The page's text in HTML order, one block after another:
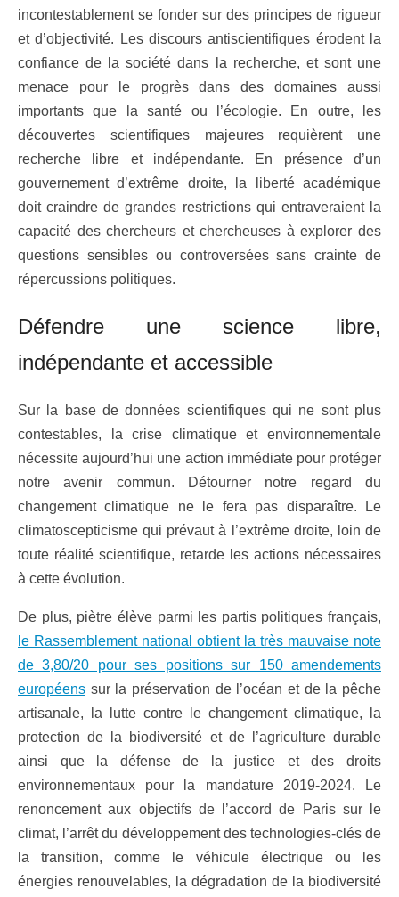
incontestablement se fonder sur des principes de rigueur
et d’objectivité. Les discours antiscientifiques érodent la
confiance de la société dans la recherche, et sont une
menace pour le progrès dans des domaines aussi
importants que la santé ou l’écologie. En outre, les
découvertes scientifiques majeures requièrent une
recherche libre et indépendante. En présence d’un
gouvernement d’extrême droite, la liberté académique
doit craindre de grandes restrictions qui entraveraient la
capacité des chercheurs et chercheuses à explorer des
questions sensibles ou controversées sans crainte de
répercussions politiques.
Défendre une science libre,
indépendante et accessible
Sur la base de données scientifiques qui ne sont plus
contestables, la crise climatique et environnementale
nécessite aujourd’hui une action immédiate pour protéger
notre avenir commun. Détourner notre regard du
changement climatique ne le fera pas disparaître. Le
climatoscepticisme qui prévaut à l’extrême droite, loin de
toute réalité scientifique, retarde les actions nécessaires
à cette évolution.
De plus, piètre élève parmi les partis politiques français,
le Rassemblement national obtient la très mauvaise note
de 3,80/20 pour ses positions sur 150 amendements
européens sur la préservation de l’océan et de la pêche
artisanale, la lutte contre le changement climatique, la
protection de la biodiversité et de l’agriculture durable
ainsi que la défense de la justice et des droits
environnementaux pour la mandature 2019-2024. Le
renoncement aux objectifs de l’accord de Paris sur le
climat, l’arrêt du développement des technologies-clés de
la transition, comme le véhicule électrique ou les
énergies renouvelables, la dégradation de la biodiversité